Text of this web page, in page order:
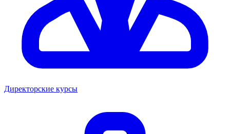
Директорские курсы